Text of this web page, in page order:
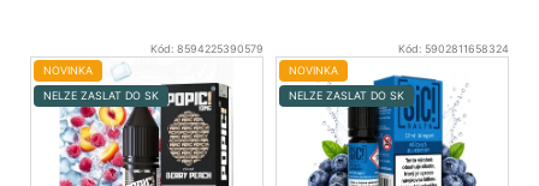
V
ý
p
Kód: 8594225390579
NOVINKA
NELZE ZASLAT DO SK
Kód: 5902811658324
NOVINKA
NELZE ZASLAT DO SK